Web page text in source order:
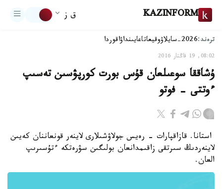
KAZINFORM ق ز
ترەند:2026-سايلاۋ وقيعاتاعايىنداۋاقوردا
08:02, 19 قاڭتار 2016
ۇشاققا سوعىلعان قۇس بورت كورپۋسىن تەسىپ
ءوتتى - فوتو
استانا. قازاقپارات - رەيس جولاۋشىلارى لاينەر قونعاننان كەيىن
لاينەردىڭ سىرتقى زاقىمدانعان بولىگىن سۋرەتكە ءتۇسىرىپ
العان.